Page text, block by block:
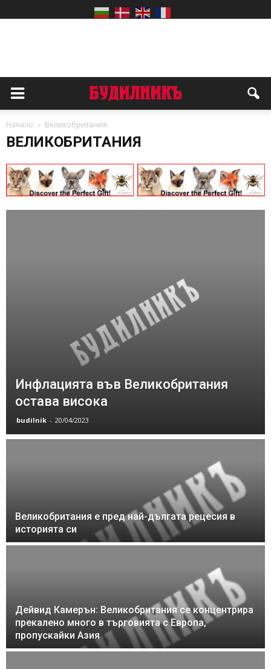
Начало Великобритания
ВЕЛИКОБРИТАНИЯ
Инфлацията във Великобритания
остава висока
budilnik - 20/04/2023
Великобритания е пред най-дългата рецесия в
историята си
Дейвид Камерън: Великобритания се концентрира
прекалено много в търговията с Европа,
пропускайки Азия